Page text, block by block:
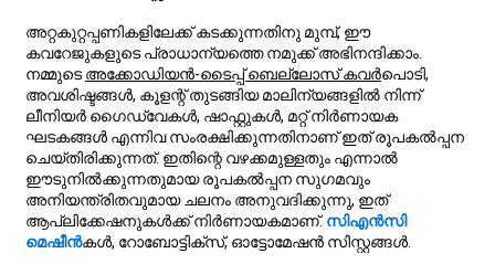
അറ്റകുറ്റപ്പണികളിലേക്ക് കടക്കുന്നതിനു മുമ്പ്, ഈ
കവറേജുകളുടെ പ്രാധാന്യത്തെ നമുക്ക് അഭിനന്ദിക്കാം.
നമ്മുടെഅക്കോഡിയൻ-ടൈപ്പ് ബെല്ലോസ് കവർപൊടി,
അവശിഷ്ടങ്ങൾ, കൂളന്റ് തുടങ്ങിയ മാലിന്യങ്ങളിൽ നിന്ന്
ലീനിയർ ഗൈഡ്‌വേകൾ, ഷാഫ്റ്റുകൾ, മറ്റ് നിർണായക
ഘടകങ്ങൾ എന്നിവ സംരക്ഷിക്കുന്നതിനാണ് ഇത് രൂപകൽപ്പന
ചെയ്തിരിക്കുന്നത്. ഇതിന്റെ വഴക്കമുള്ളതും എന്നാൽ
ഈടുനിൽക്കുന്നതുമായ രൂപകൽപ്പന സുഗമവും
അനിയന്ത്രിതവുമായ ചലനം അനുവദിക്കുന്നു, ഇത്
ആപ്ലിക്കേഷനുകൾക്ക് നിർണായകമാണ്. സിഎൻസി
മെഷീൻകൾ, റോബോട്ടിക്സ്, ഓട്ടോമേഷൻ സിസ്റ്റങ്ങൾ.